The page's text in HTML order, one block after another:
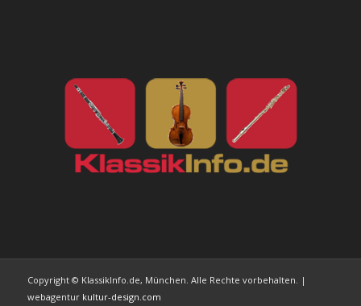
Copyright © KlassikInfo.de, München. Alle Rechte vorbehalten. |
webagentur kultur-design.com